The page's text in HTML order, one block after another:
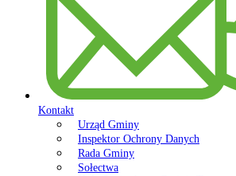
Kontakt
Urząd Gminy
Inspektor Ochrony Danych
Rada Gminy
Sołectwa